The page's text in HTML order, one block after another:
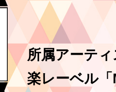
所属アーテ
楽レーベル